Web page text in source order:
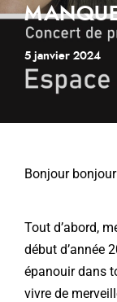
5 janvier 2024
Bonjour
Tout d’abord,
début d’année
épanouir dans
vivre de